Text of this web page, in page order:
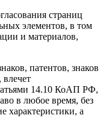
страниц
элементов, в том
и материалов,
патентов, знаков
14.10 КоАП РФ,
в любое время, без
характеристики, а